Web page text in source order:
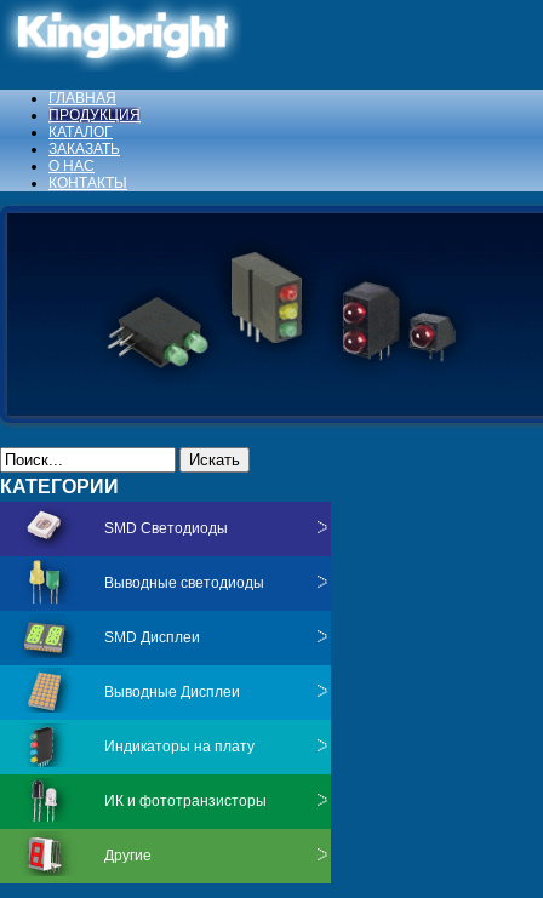
ГЛАВНАЯ
ПРОДУКЦИЯ
КАТАЛОГ
ЗАКАЗАТЬ
О НАС
КОНТАКТЫ
Искать
КАТЕГОРИИ
SMD Светодиоды
Выводные светодиоды
SMD Дисплеи
Выводные Дисплеи
Индикаторы на плату
ИК и фототранзисторы
Другие